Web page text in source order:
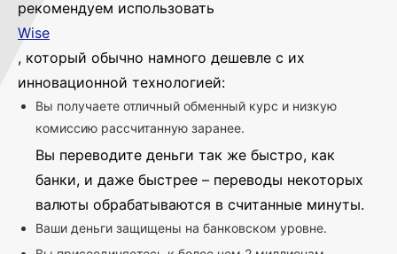
рекомендуем использовать
Wise
, который обычно намного дешевле с их
инновационной технологией:
Вы получаете отличный обменный курс и низкую
комиссию рассчитанную заранее.
Вы переводите деньги так же быстро, как
банки, и даже быстрее – переводы некоторых
валюты обрабатываются в считанные минуты.
Ваши деньги защищены на банковском уровне.